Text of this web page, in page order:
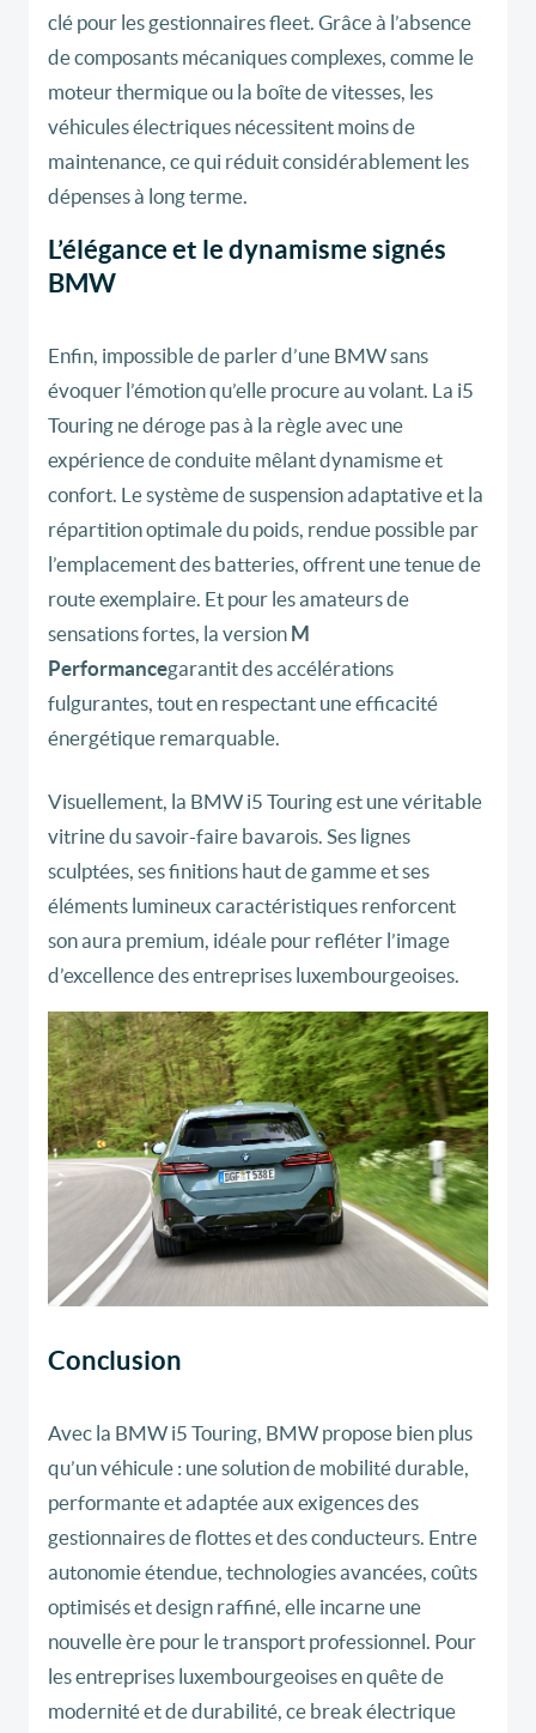
clé pour les gestionnaires fleet. Grâce à l’absence
de composants mécaniques complexes, comme le
moteur thermique ou la boîte de vitesses, les
véhicules électriques nécessitent moins de
maintenance, ce qui réduit considérablement les
dépenses à long terme.
L’élégance et le dynamisme signés
BMW
Enfin, impossible de parler d’une BMW sans
évoquer l’émotion qu’elle procure au volant. La i5
Touring ne déroge pas à la règle avec une
expérience de conduite mêlant dynamisme et
confort. Le système de suspension adaptative et la
répartition optimale du poids, rendue possible par
l’emplacement des batteries, offrent une tenue de
route exemplaire. Et pour les amateurs de
sensations fortes, la version M
Performancegarantit des accélérations
fulgurantes, tout en respectant une efficacité
énergétique remarquable.
Visuellement, la BMW i5 Touring est une véritable
vitrine du savoir-faire bavarois. Ses lignes
sculptées, ses finitions haut de gamme et ses
éléments lumineux caractéristiques renforcent
son aura premium, idéale pour refléter l’image
d’excellence des entreprises luxembourgeoises.
Conclusion
Avec la BMW i5 Touring, BMW propose bien plus
qu’un véhicule : une solution de mobilité durable,
performante et adaptée aux exigences des
gestionnaires de flottes et des conducteurs. Entre
autonomie étendue, technologies avancées, coûts
optimisés et design raffiné, elle incarne une
nouvelle ère pour le transport professionnel. Pour
les entreprises luxembourgeoises en quête de
modernité et de durabilité, ce break électrique